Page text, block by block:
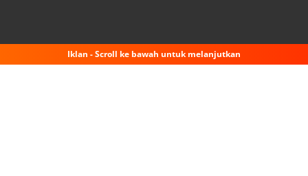
Iklan - Scroll ke bawah untuk melanjutkan